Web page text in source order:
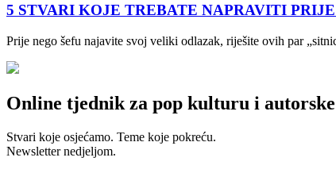
5 STVARI KOJE TREBATE NAPRAVITI
Prije nego šefu najavite svoj veliki odlazak, riješite ovih par
Online tjednik za pop kulturu i
Stvari koje osjećamo. Teme koje pokreću.
Newsletter nedjeljom.